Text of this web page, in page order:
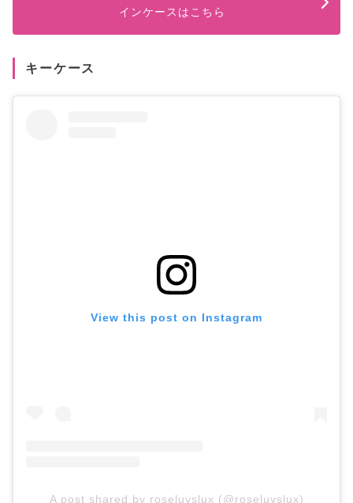
インケースはこちら
キーケース
View this post on Instagram
A post shared by roseluvslux (@roseluvslux)